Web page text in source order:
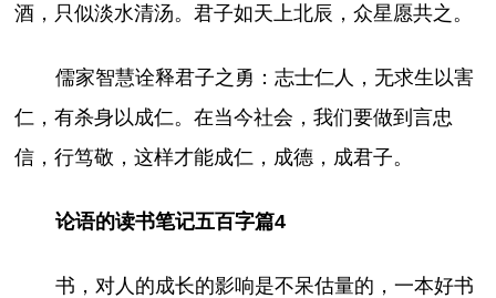
酒，只似淡水清汤。君子如天上北辰，众星愿共之。
儒家智慧诠释君子之勇：志士仁人，无求生以害
仁，有杀身以成仁。在当今社会，我们要做到言忠
信，行笃敬，这样才能成仁，成德，成君子。
论语的读书笔记五百字篇4
书，对人的成长的影响是不呆估量的，一本好书